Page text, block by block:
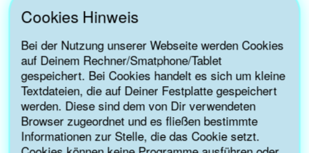
Cookies Hinweis
Bei der Nutzung unserer Webseite werden Cookies
auf Deinem Rechner/Smatphone/Tablet
gespeichert. Bei Cookies handelt es sich um kleine
Textdateien, die auf Deiner Festplatte gespeichert
werden. Diese sind dem von Dir verwendeten
Browser zugeordnet und es fließen bestimmte
Informationen zur Stelle, die das Cookie setzt.